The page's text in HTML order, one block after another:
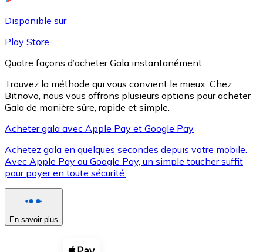
XRP
XRP
Voir toutes
Coupons crypto
Disponible sur
Play Store
Quatre façons d’acheter Gala instantanément
Trouvez la méthode qui vous convient le mieux. Chez
Bitnovo, nous vous offrons plusieurs options pour acheter
Gala de manière sûre, rapide et simple.
Acheter gala avec Apple Pay et Google Pay
Achetez gala en quelques secondes depuis votre mobile.
Avec Apple Pay ou Google Pay, un simple toucher suffit
pour payer en toute sécurité.
En savoir plus